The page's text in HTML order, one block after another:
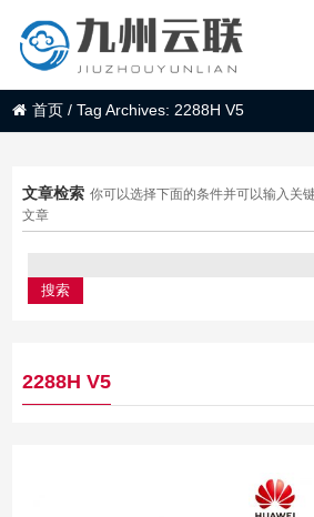
首页 /Tag Archives: 2288H V5
文章检索 你可以选择下面的条件并可以输入关
文章
2288H V5